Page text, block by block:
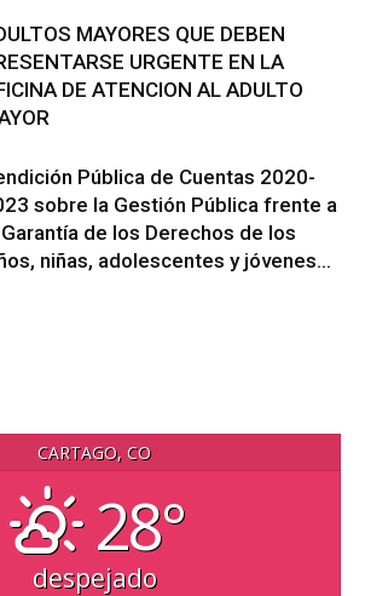
MAYORES QUE DEBEN
URGENTE EN LA
DE ATENCION AL ADULTO
Pública de Cuentas 2020-
sobre la Gestión Pública frente a
de los Derechos de los
niñas, adolescentes y jóvenes...
CARTAGO, CO
28°
despejado